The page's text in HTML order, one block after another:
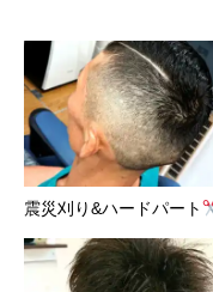
震災刈り&ハードパート